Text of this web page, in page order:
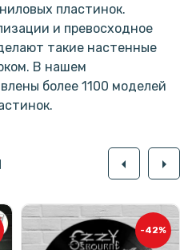
пластинок.
и превосходное
такие настенные
В нашем
более 1100 моделей
arrow_left arrow_right
-42%